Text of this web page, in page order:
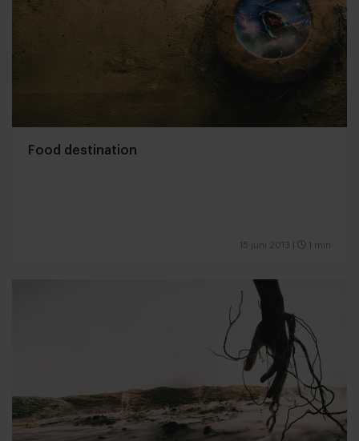
Food destination
15 juni 2013 1 min